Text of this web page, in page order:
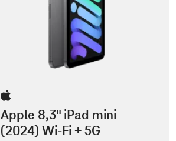
Apple 8,3" iPad mini
(2024) Wi-Fi + 5G